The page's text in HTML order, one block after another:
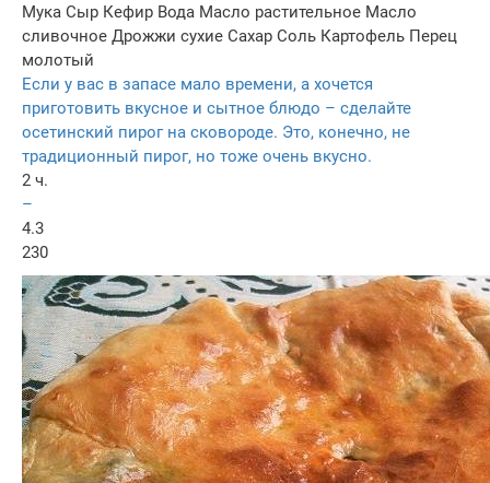
Мука Сыр Кефир Вода Масло растительное Масло
сливочное Дрожжи сухие Сахар Соль Картофель Перец
молотый
Если у вас в запасе мало времени, а хочется
приготовить вкусное и сытное блюдо – сделайте
осетинский пирог на сковороде. Это, конечно, не
традиционный пирог, но тоже очень вкусно.
2 ч.
–
4.3
230